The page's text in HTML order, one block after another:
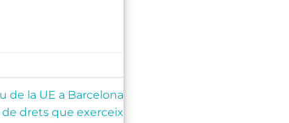
de la UE a Barcelona
drets que exerceix